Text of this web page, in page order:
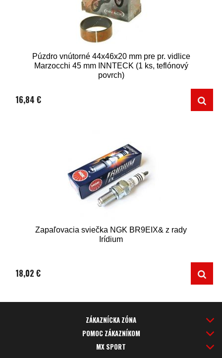
Púzdro vnútorné 44x46x20 mm pre pr. vidlice
Marzocchi 45 mm INNTECK (1 ks, teflónový
povrch)
16,84 €
Zapaľovacia sviečka NGK BR9EIX& z rady
Irídium
18,02 €
ZÁKAZNÍCKA ZÓNA
POMOC ZÁKAZNÍKOM
MX SPORT